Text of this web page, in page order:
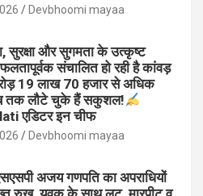
Devbhoomi mayaa
सुरक्षा और सुगमता के उत्कृष्ट
संचालित हो रही है कांवड़
19 लाख 70 हजार से अधिक
तक लौटे चुके हैं सकुशल!
एडिटर इन चीफ
Devbhoomi mayaa
अजय गणपति का अपराधियों